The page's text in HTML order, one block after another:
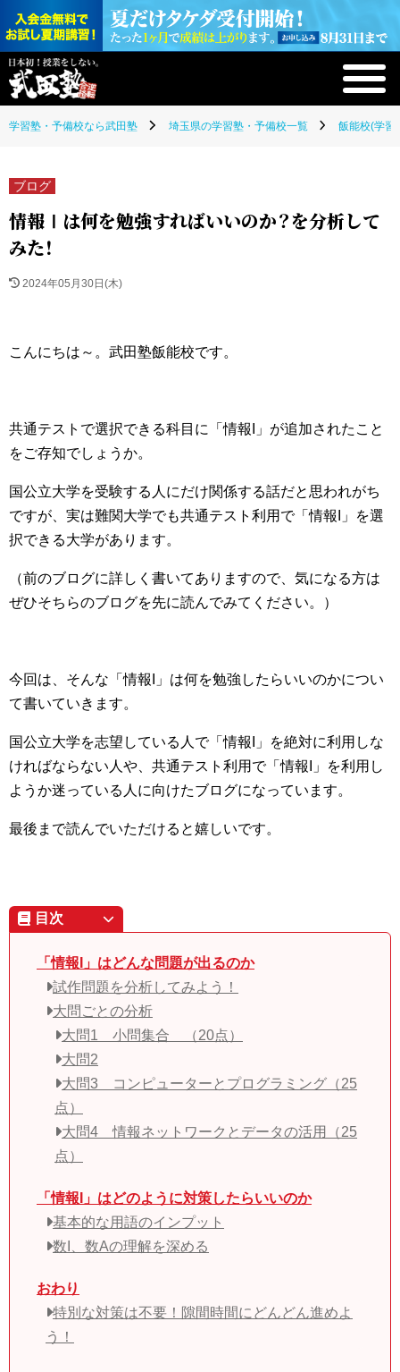
学習塾・予備校なら武田塾 埼玉県の学習塾・予備校一覧 飯能校(学習
ブログ
情報Ⅰは何を勉強すればいいのか？を分析して
みた！
2024年05月30日(木)
こんにちは～。武田塾飯能校です。
共通テストで選択できる科目に「情報I」が追加されたこと
をご存知でしょうか。
国公立大学を受験する人にだけ関係する話だと思われがち
ですが、実は難関大学でも共通テスト利用で「情報I」を選
択できる大学があります。
（前のブログに詳しく書いてありますので、気になる方は
ぜひそちらのブログを先に読んでみてください。）
今回は、そんな「情報I」は何を勉強したらいいのかについ
て書いていきます。
国公立大学を志望している人で「情報I」を絶対に利用しな
ければならない人や、共通テスト利用で「情報I」を利用し
ようか迷っている人に向けたブログになっています。
最後まで読んでいただけると嬉しいです。
目次
「情報I」はどんな問題が出るのか
試作問題を分析してみよう！
大問ごとの分析
大問1 小問集合 （20点）
大問2
大問3 コンピューターとプログラミング（25
点）
大問4 情報ネットワークとデータの活用（25
点）
「情報I」はどのように対策したらいいのか
基本的な用語のインプット
数I、数Aの理解を深める
おわり
特別な対策は不要！隙間時間にどんどん進めよ
う！